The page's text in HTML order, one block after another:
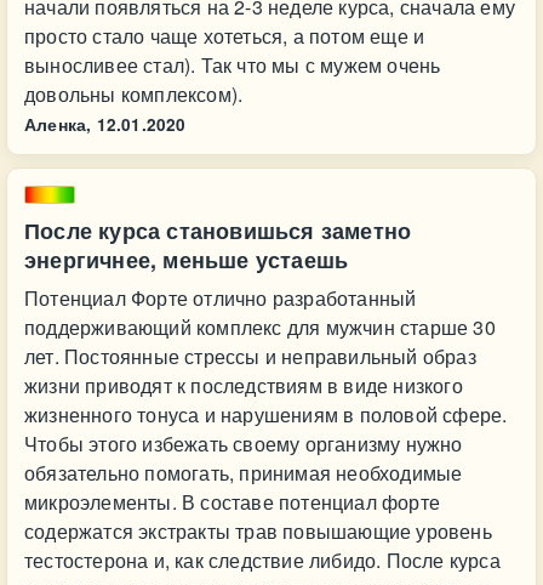
начали появляться на 2-3 неделе курса, сначала ему
просто стало чаще хотеться, а потом еще и
выносливее стал). Так что мы с мужем очень
довольны комплексом).
Аленка, 12.01.2020
После курса становишься заметно
энергичнее, меньше устаешь
Потенциал Форте отлично разработанный
поддерживающий комплекс для мужчин старше 30
лет. Постоянные стрессы и неправильный образ
жизни приводят к последствиям в виде низкого
жизненного тонуса и нарушениям в половой сфере.
Чтобы этого избежать своему организму нужно
обязательно помогать, принимая необходимые
микроэлементы. В составе потенциал форте
содержатся экстракты трав повышающие уровень
тестостерона и, как следствие либидо. После курса